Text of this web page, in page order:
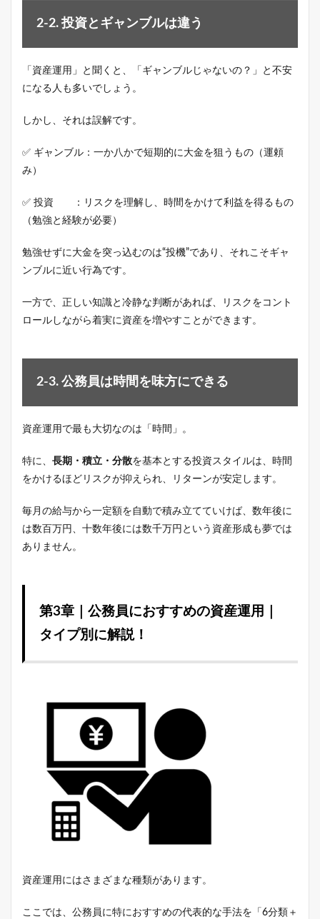
2-2. 投資とギャンブルは違う
「資産運用」と聞くと、「ギャンブルじゃないの？」と不安
になる人も多いでしょう。
しかし、それは誤解です。
✅ ギャンブル：一か八かで短期的に大金を狙うもの（運頼
み）
✅ 投資 ：リスクを理解し、時間をかけて利益を得るもの
（勉強と経験が必要）
勉強せずに大金を突っ込むのは“投機”であり、それこそギャ
ンブルに近い行為です。
一方で、正しい知識と冷静な判断があれば、リスクをコント
ロールしながら着実に資産を増やすことができます。
2-3. 公務員は時間を味方にできる
資産運用で最も大切なのは「時間」。
特に、 長期・積立・分散を基本とする投資スタイルは、時間
をかけるほどリスクが抑えられ、リターンが安定します。
毎月の給与から一定額を自動で積み立てていけば、数年後に
は数百万円、十数年後には数千万円という資産形成も夢では
ありません。
第3章｜公務員におすすめの資産運用｜
タイプ別に解説！
資産運用にはさまざまな種類があります。
ここでは、公務員に特におすすめの代表的な手法を「6分類＋